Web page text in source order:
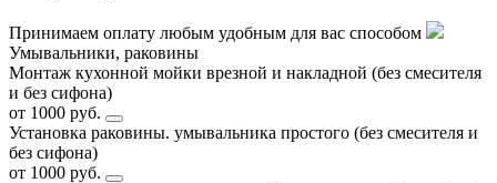
Принимаем оплату любым удобным для вас способом
Умывальники, раковины
Монтаж кухонной мойки врезной и накладной (без смесителя
и без сифона)
от 1000 руб.
Установка раковины. умывальника простого (без смесителя и
без сифона)
от 1000 руб.